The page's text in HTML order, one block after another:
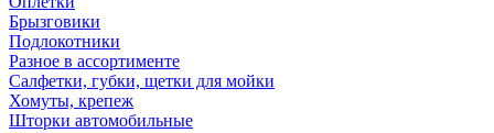
Брызговики
Подлокотники
Разное в ассортименте
Салфетки, губки, щетки для мойки
Хомуты, крепеж
Шторки автомобильные